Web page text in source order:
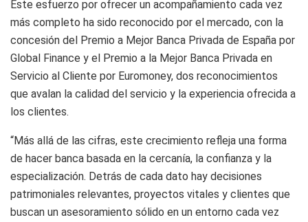
Este esfuerzo por ofrecer un acompañamiento cada vez
más completo ha sido reconocido por el mercado, con la
concesión del Premio a Mejor Banca Privada de España por
Global Finance y el Premio a la Mejor Banca Privada en
Servicio al Cliente por Euromoney, dos reconocimientos
que avalan la calidad del servicio y la experiencia ofrecida a
los clientes.
“Más allá de las cifras, este crecimiento refleja una forma
de hacer banca basada en la cercanía, la confianza y la
especialización. Detrás de cada dato hay decisiones
patrimoniales relevantes, proyectos vitales y clientes que
buscan un asesoramiento sólido en un entorno cada vez